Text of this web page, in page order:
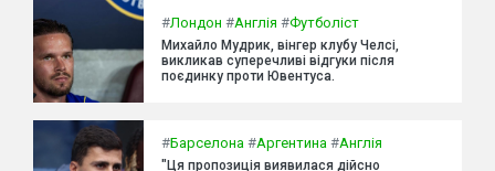
#Лондон #Англія #Футболіст
Михайло Мудрик, вінгер клубу Челсі,
викликав суперечливі відгуки після
поєдинку проти Ювентуса.
#Барселона #Аргентина #Англія
"Ця пропозиція виявилася дійсно